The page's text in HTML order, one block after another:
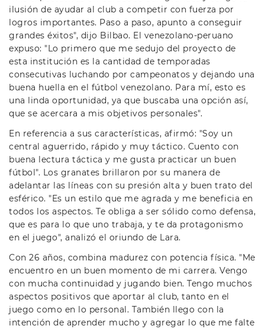
ilusión de ayudar al club a competir con fuerza por
logros importantes. Paso a paso, apunto a conseguir
grandes éxitos", dijo Bilbao. El venezolano-peruano
expuso: "Lo primero que me sedujo del proyecto de
esta institución es la cantidad de temporadas
consecutivas luchando por campeonatos y dejando una
buena huella en el fútbol venezolano. Para mí, esto es
una linda oportunidad, ya que buscaba una opción así,
que se acercara a mis objetivos personales".
En referencia a sus características, afirmó: "Soy un
central aguerrido, rápido y muy táctico. Cuento con
buena lectura táctica y me gusta practicar un buen
fútbol". Los granates brillaron por su manera de
adelantar las líneas con su presión alta y buen trato del
esférico. "Es un estilo que me agrada y me beneficia en
todos los aspectos. Te obliga a ser sólido como defensa,
que es para lo que uno trabaja, y te da protagonismo
en el juego", analizó el oriundo de Lara.
Con 26 años, combina madurez con potencia física. "Me
encuentro en un buen momento de mi carrera. Vengo
con mucha continuidad y jugando bien. Tengo muchos
aspectos positivos que aportar al club, tanto en el
juego como en lo personal. También llego con la
intención de aprender mucho y agregar lo que me falte